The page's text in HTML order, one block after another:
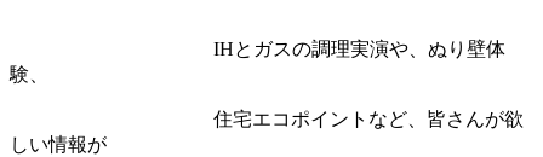
IHとガスの調理実演や、ぬり壁体
験、
住宅エコポイントなど、皆さんが欲
しい情報が